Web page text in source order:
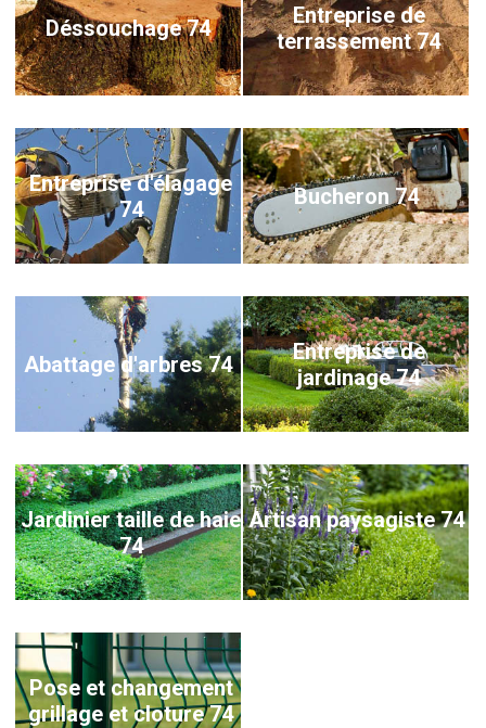
Déssouchage 74
Entreprise de
terrassement 74
Entreprise d'élagage
74
Bucheron 74
Abattage d'arbres 74
Entreprise de
jardinage 74
Jardinier taille de haie
74
Artisan paysagiste 74
Pose et changement
grillage et cloture 74